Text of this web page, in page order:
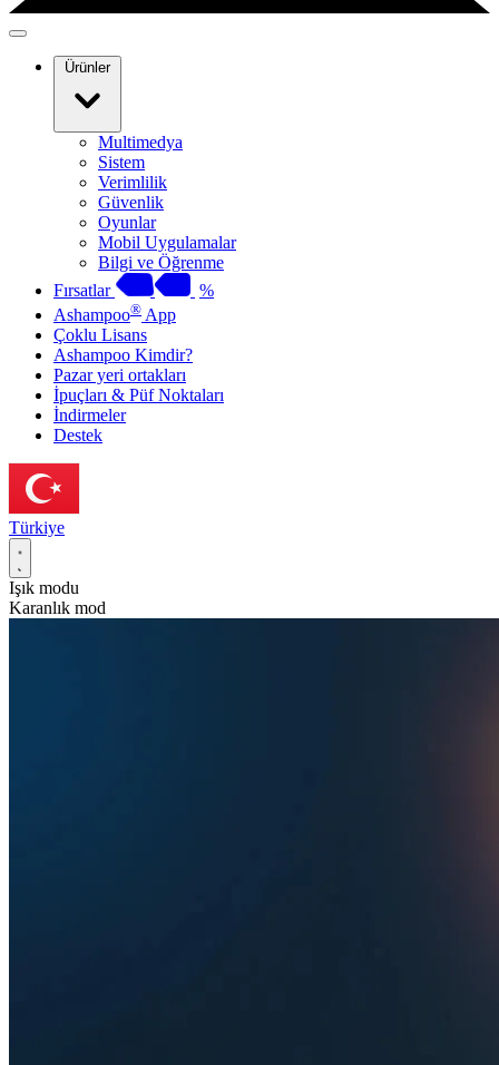
Ürünler
Multimedya
Sistem
Verimlilik
Güvenlik
Oyunlar
Mobil Uygulamalar
Bilgi ve Öğrenme
Fırsatlar
%
Ashampoo® App
Çoklu Lisans
Ashampoo Kimdir?
Pazar yeri ortakları
İpuçları & Püf Noktaları
İndirmeler
Destek
Türkiye
Işık modu
Karanlık mod